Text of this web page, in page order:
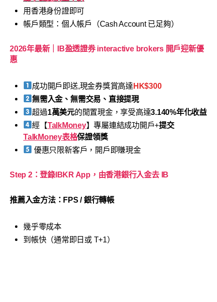
用香港身份證即可
帳戶類型：個人帳戶（Cash Account 已足夠）
2026年最新｜IB盈透證券 interactive brokers 開戶迎新優
惠
成功開戶即送,現金券獎賞高達 HK$300
無需入金、無需交易、直接提現
超過1萬美元的閒置現金，享受高達3.140%年化收益
經【TalkMoney】專屬連結成功開戶+提交
TalkMoney表格保證領獎
優惠只限新客戶，開戶即賺現金
Step 2：登錄IBKR App，由香港銀行入金去 IB
推薦入金方法：FPS / 銀行轉帳
幾乎零成本
到帳快（通常即日或 T+1）